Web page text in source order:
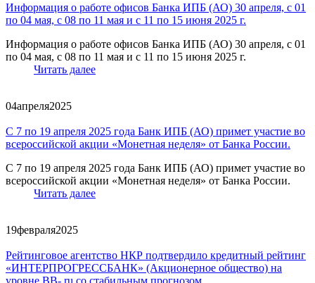
Информация о работе офисов Банка ИПБ (АО) 30 апреля, с 01
по 04 мая, с 08 по 11 мая и с 11 по 15 июня 2025 г.
Информация о работе офисов Банка ИПБ (АО) 30 апреля, с 01
по 04 мая, с 08 по 11 мая и с 11 по 15 июня 2025 г.
Читать далее
04апреля2025
С 7 по 19 апреля 2025 года Банк ИПБ (АО) примет участие во
всероссийской акции «Монетная неделя» от Банка России.
С 7 по 19 апреля 2025 года Банк ИПБ (АО) примет участие во
всероссийской акции «Монетная неделя» от Банка России.
Читать далее
19февраля2025
Рейтинговое агентство НКР подтвердило кредитный рейтинг
«ИНТЕРПРОГРЕССБАНК» (Акционерное общество) на
уровне BB-.ru со стабильным прогнозом.